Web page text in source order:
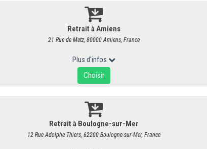
/ Pièce
On trouve le Pavé d'Auge sous différentes appellations :
Celui-ci estdeux fois plus gros que son cousin
Il est à ce jour fabriqué par quelques petites
lait de la traite du soir, refroidi puis réchauffé le lendemain.